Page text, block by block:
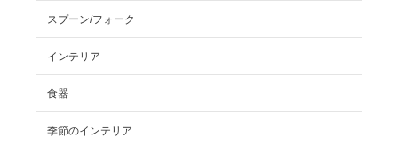
スプーン/フォーク
インテリア
食器
季節のインテリア